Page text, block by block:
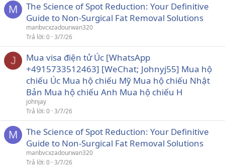
M
The Science of Spot Reduction: Your Definitive
Guide to Non-Surgical Fat Removal Solutions
manbvcxzadourwan320
Trả lời 0 3/7/26
J
Mua visa điện tử Úc [WhatsApp
+4915733512463] [WeChat; Johnyj55] Mua hộ
chiếu Úc Mua hộ chiếu Mỹ Mua hộ chiếu Nhật
Bản Mua hộ chiếu Anh Mua hộ chiếu H
johnjay
Trả lời 0 3/7/26
M
The Science of Spot Reduction: Your Definitive
Guide to Non-Surgical Fat Removal Solutions
manbvcxzadourwan320
Trả lời 0 3/7/26